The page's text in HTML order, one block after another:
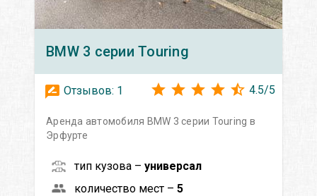
BMW 3 серии Touring
Отзывов: 1 4.5/5
Аренда автомобиля BMW 3 серии Touring в
Эрфурте
тип кузова – универсал
количество мест – 5